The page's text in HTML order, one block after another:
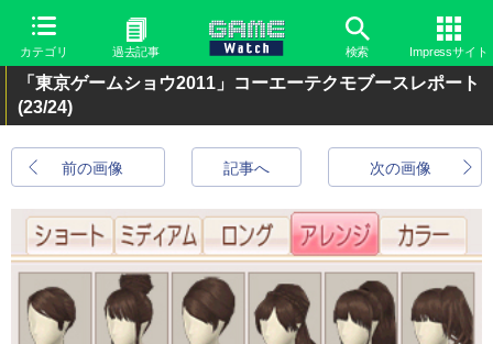
カテゴリ 過去記事 検索 Impressサイト
「東京ゲームショウ2011」コーエーテクモブースレポート
(23/24)
前の画像 次の画像
記事へ